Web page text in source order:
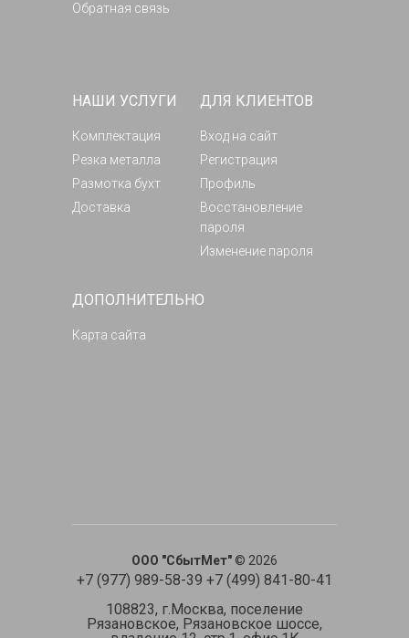
Обратная связь
НАШИ УСЛУГИ
Комплектация
Резка металла
Размотка бухт
Доставка
ДЛЯ КЛИЕНТОВ
Вход на сайт
Регистрация
Профиль
Восстановление
пароля
Изменение пароля
ДОПОЛНИТЕЛЬНО
Карта сайта
ООО "СбытМет"© 2026
+7 (977) 989-58-39 +7 (499) 841-80-41
108823, г.Москва, поселение
Рязановское, Рязановское шоссе,